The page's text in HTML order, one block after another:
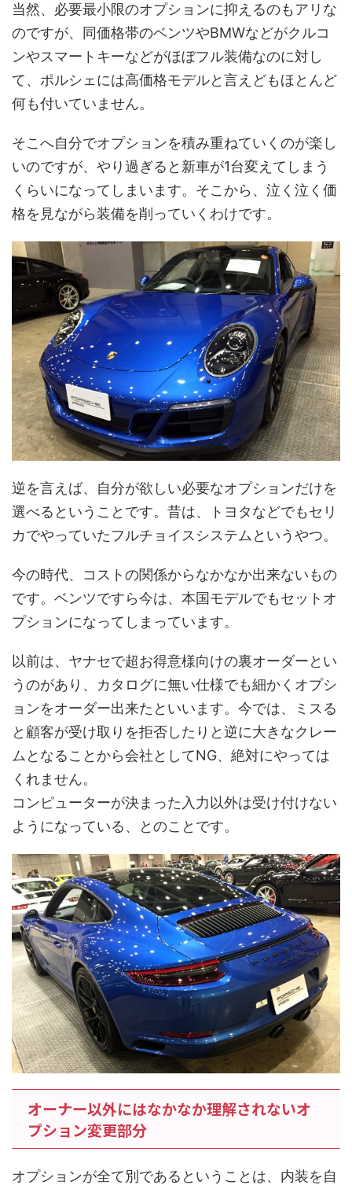
当然、必要最小限のオプションに抑えるのもアリな
のですが、同価格帯のベンツやBMWなどがクルコ
ンやスマートキーなどがほぼフル装備なのに対し
て、ポルシェには高価格モデルと言えどもほとんど
何も付いていません。
そこへ自分でオプションを積み重ねていくのが楽し
いのですが、やり過ぎると新車が1台変えてしまう
くらいになってしまいます。そこから、泣く泣く価
格を見ながら装備を削っていくわけです。
逆を言えば、自分が欲しい必要なオプションだけを
選べるということです。昔は、トヨタなどでもセリ
カでやっていたフルチョイスシステムというやつ。
今の時代、コストの関係からなかなか出来ないもの
です。ベンツですら今は、本国モデルでもセットオ
プションになってしまっています。
以前は、ヤナセで超お得意様向けの裏オーダーとい
うのがあり、カタログに無い仕様でも細かくオプシ
ョンをオーダー出来たといいます。今では、ミスる
と顧客が受け取りを拒否したりと逆に大きなクレー
ムとなることから会社としてNG、絶対にやっては
くれません。
コンピューターが決まった入力以外は受け付けない
ようになっている、とのことです。
オーナー以外にはなかなか理解されないオ
プション変更部分
オプションが全て別であるということは、内装を自